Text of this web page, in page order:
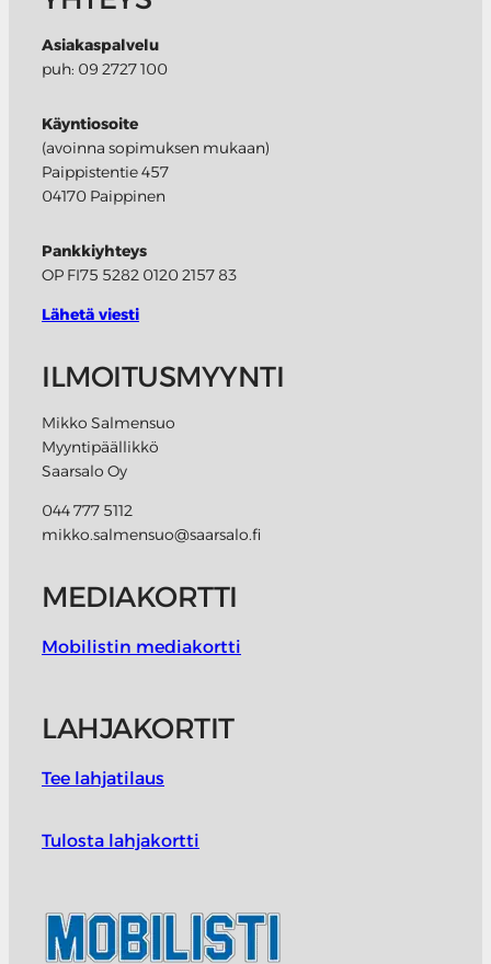
Asiakaspalvelu
puh: 09 2727 100
Käyntiosoite
(avoinna sopimuksen mukaan)
Paippistentie 457
04170 Paippinen
Pankkiyhteys
OP FI75 5282 0120 2157 83
Lähetä viesti
ILMOITUSMYYNTI
Mikko Salmensuo
Myyntipäällikkö
Saarsalo Oy
044 777 5112
mikko.salmensuo@saarsalo.fi
MEDIAKORTTI
Mobilistin mediakortti
LAHJAKORTIT
Tee lahjatilaus
Tulosta lahjakortti